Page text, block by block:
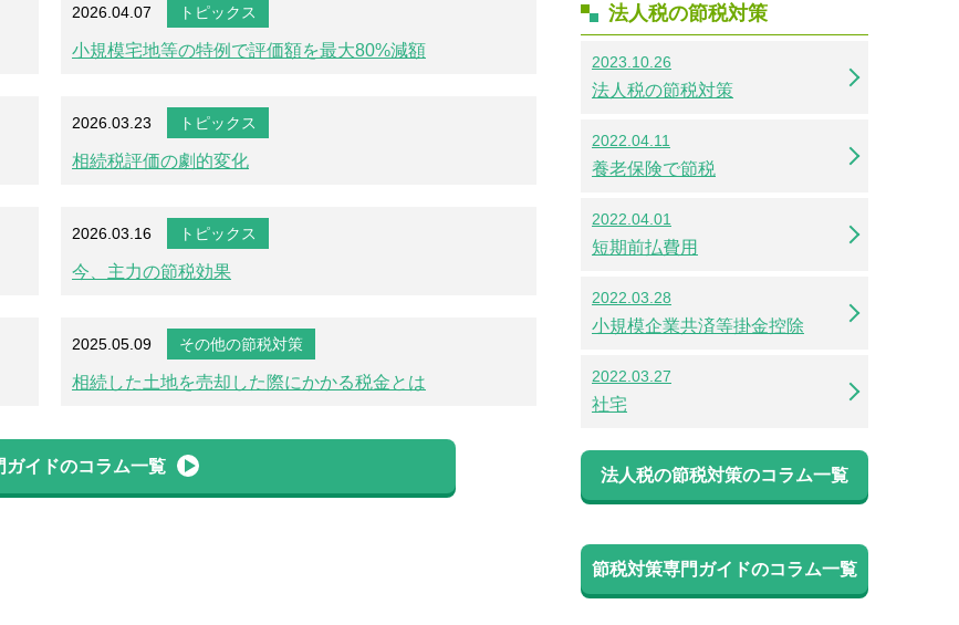
2026.04.07 トピックス
小規模宅地等の特例で評価額を最大80%減額
2026.03.23 トピックス
相続税評価の劇的変化
2026.03.16 トピックス
今、主力の節税効果
2025.05.09 その他の節税対策
相続した土地を売却した際にかかる税金とは
ガイドのコラム一覧
法人税の節税対策
2023.10.26
法人税の節税対策
2022.04.11
養老保険で節税
2022.04.01
短期前払費用
2022.03.28
小規模企業共済等掛金控除
2022.03.27
社宅
法人税の節税対策のコラム一覧
節税対策専門ガイドのコラム一覧